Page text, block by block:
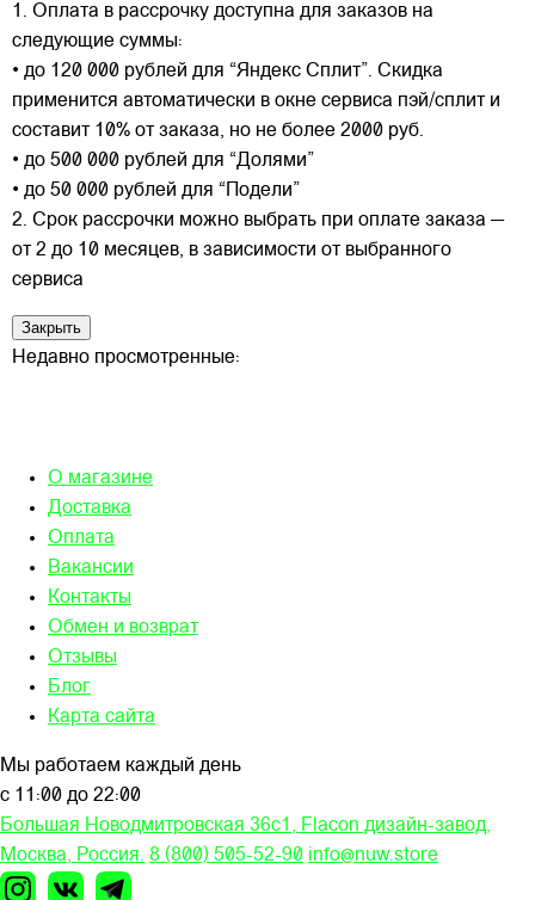
1. Оплата в рассрочку доступна для заказов на
следующие суммы:
• до 120 000 рублей для “Яндекс Сплит”. Скидка
применится автоматически в окне сервиса пэй/сплит и
составит 10% от заказа, но не более 2000 руб.
• до 500 000 рублей для “Долями”
• до 50 000 рублей для “Подели”
2. Срок рассрочки можно выбрать при оплате заказа —
от 2 до 10 месяцев, в зависимости от выбранного
сервиса
Закрыть
Недавно просмотренные:
О магазине
Доставка
Оплата
Вакансии
Контакты
Обмен и возврат
Отзывы
Блог
Карта сайта
Мы работаем каждый день
с 11:00 до 22:00
Большая Новодмитровская 36c1, Flacon дизайн-завод,
Москва, Россия. 8 (800) 505-52-90 info@nuw.store